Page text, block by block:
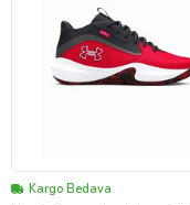
Kargo Bedava